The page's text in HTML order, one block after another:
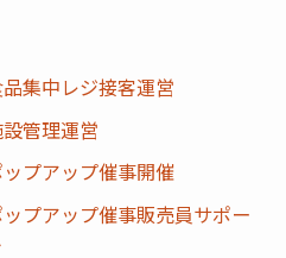
集中レジ接客運営
管理運営
プアップ催事開催
プアップ催事販売員サポー